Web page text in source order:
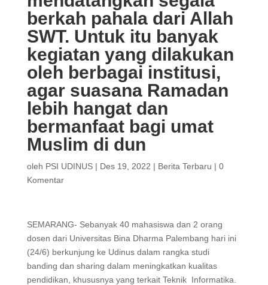
berkah pahala dari Allah
SWT. Untuk itu banyak
kegiatan yang dilakukan
oleh berbagai institusi,
agar suasana Ramadan
lebih hangat dan
bermanfaat bagi umat
Muslim di dun
oleh PSI UDINUS| Des 19, 2022 | Berita Terbaru | 0
Komentar
SEMARANG- Sebanyak 40 mahasiswa dan 2 orang
dosen dari Universitas Bina Dharma Palembang hari ini
(24/6) berkunjung ke Udinus dalam rangka studi
banding dan sharing dalam meningkatkan kualitas
pendidikan, khususnya yang terkait Teknik Informatika.